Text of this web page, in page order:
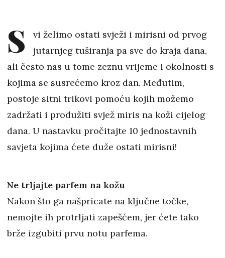
S
vi želimo ostati svježi i mirisni od prvog
jutarnjeg tuširanja pa sve do kraja dana,
ali često nas u tome zeznu vrijeme i okolnosti s
kojima se susrećemo kroz dan. Međutim,
postoje sitni trikovi pomoću kojih možemo
zadržati i produžiti svjež miris na koži cijelog
dana. U nastavku pročitajte 10 jednostavnih
savjeta kojima ćete duže ostati mirisni!
Ne trljajte parfem na kožu
Nakon što ga našpricate na ključne točke,
nemojte ih protrljati zapešćem, jer ćete tako
brže izgubiti prvu notu parfema.